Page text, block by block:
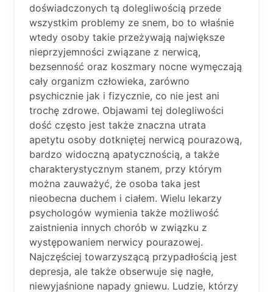
doświadczonych tą dolegliwością przede
wszystkim problemy ze snem, bo to właśnie
wtedy osoby takie przeżywają największe
nieprzyjemności związane z nerwicą,
bezsenność oraz koszmary nocne wymęczają
cały organizm człowieka, zarówno
psychicznie jak i fizycznie, co nie jest ani
trochę zdrowe. Objawami tej dolegliwości
dość często jest także znaczna utrata
apetytu osoby dotkniętej nerwicą pourazową,
bardzo widoczną apatycznością, a także
charakterystycznym stanem, przy którym
można zauważyć, że osoba taka jest
nieobecna duchem i ciałem. Wielu lekarzy
psychologów wymienia także możliwość
zaistnienia innych chorób w związku z
występowaniem nerwicy pourazowej.
Najczęściej towarzyszącą przypadłością jest
depresja, ale także obserwuje się nagłe,
niewyjaśnione napady gniewu. Ludzie, którzy